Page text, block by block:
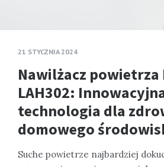
21 STYCZNIA 2024
Nawilżacz powietrza
LAH302:
technologia dla
domowego
Suche powietrze najbardziej